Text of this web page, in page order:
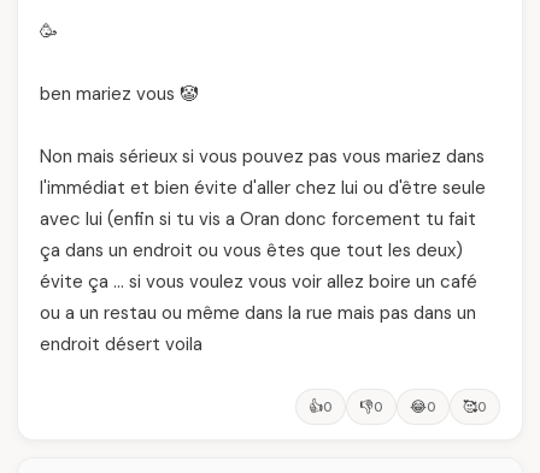
🥳
ben mariez vous 🤡
Non mais sérieux si vous pouvez pas vous mariez dans
l'immédiat et bien évite d'aller chez lui ou d'être seule
avec lui (enfin si tu vis a Oran donc forcement tu fait
ça dans un endroit ou vous êtes que tout les deux)
évite ça … si vous voulez vous voir allez boire un café
ou a un restau ou même dans la rue mais pas dans un
endroit désert voila
👍0 👎0 😂0 🥰0